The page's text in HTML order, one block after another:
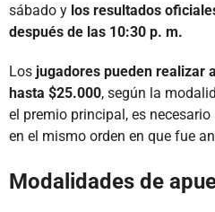
sábado y los resultados
después de las 10:30 p. m.
Los jugadores pueden realizar
hasta $25.000, según la
el premio principal, es
en el mismo orden en que fue
Modalidades de